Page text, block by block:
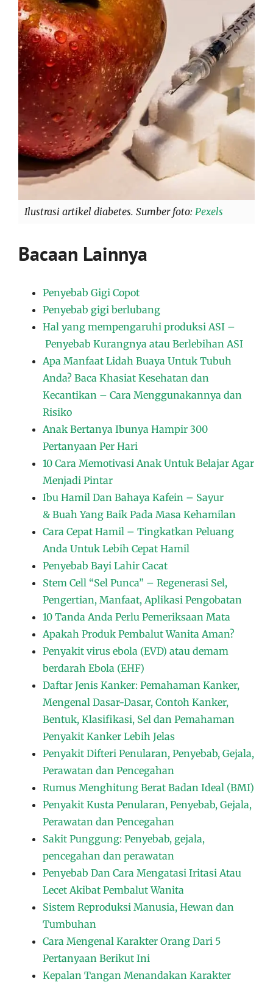
Ilustrasi artikel diabetes. Sumber foto: Pexels
Bacaan Lainnya
Penyebab Gigi Copot
Penyebab gigi berlubang
Hal yang mempengaruhi produksi ASI –
Penyebab Kurangnya atau Berlebihan ASI
Apa Manfaat Lidah Buaya Untuk Tubuh
Anda? Baca Khasiat Kesehatan dan
Kecantikan – Cara Menggunakannya dan
Risiko
Anak Bertanya Ibunya Hampir 300
Pertanyaan Per Hari
10 Cara Memotivasi Anak Untuk Belajar Agar
Menjadi Pintar
Ibu Hamil Dan Bahaya Kafein – Sayur
& Buah Yang Baik Pada Masa Kehamilan
Cara Cepat Hamil – Tingkatkan Peluang
Anda Untuk Lebih Cepat Hamil
Penyebab Bayi Lahir Cacat
Stem Cell “Sel Punca” – Regenerasi Sel,
Pengertian, Manfaat, Aplikasi Pengobatan
10 Tanda Anda Perlu Pemeriksaan Mata
Apakah Produk Pembalut Wanita Aman?
Penyakit virus ebola (EVD) atau demam
berdarah Ebola (EHF)
Daftar Jenis Kanker: Pemahaman Kanker,
Mengenal Dasar-Dasar, Contoh Kanker,
Bentuk, Klasifikasi, Sel dan Pemahaman
Penyakit Kanker Lebih Jelas
Penyakit Difteri Penularan, Penyebab, Gejala,
Perawatan dan Pencegahan
Rumus Menghitung Berat Badan Ideal (BMI)
Penyakit Kusta Penularan, Penyebab, Gejala,
Perawatan dan Pencegahan
Sakit Punggung: Penyebab, gejala,
pencegahan dan perawatan
Penyebab Dan Cara Mengatasi Iritasi Atau
Lecet Akibat Pembalut Wanita
Sistem Reproduksi Manusia, Hewan dan
Tumbuhan
Cara Mengenal Karakter Orang Dari 5
Pertanyaan Berikut Ini
Kepalan Tangan Menandakan Karakter